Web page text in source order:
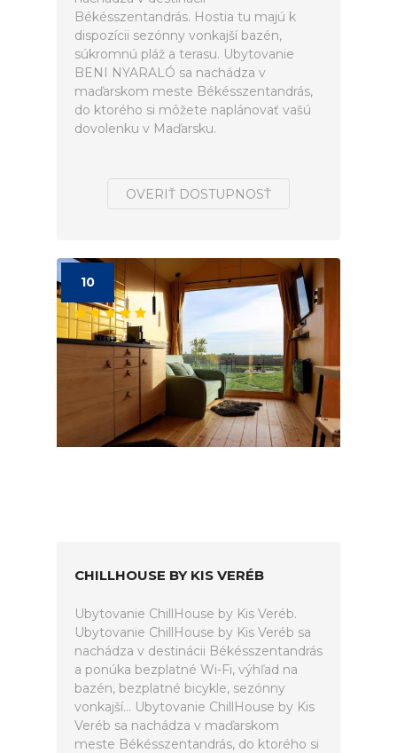
Békésszentandrás. Hostia tu majú k
dispozícii sezónny vonkajší bazén,
súkromnú pláž a terasu. Ubytovanie
BENI NYARALÓ sa nachádza v
maďarskom meste Békésszentandrás,
do ktorého si môžete naplánovať vašú
dovolenku v Maďarsku.
OVERIŤ DOSTUPNOSŤ
10
CHILLHOUSE BY KIS VERÉB
Ubytovanie ChillHouse by Kis Veréb.
Ubytovanie ChillHouse by Kis Veréb sa
nachádza v destinácii Békésszentandrás
a ponúka bezplatné Wi-Fi, výhľad na
bazén, bezplatné bicykle, sezónny
vonkajší... Ubytovanie ChillHouse by Kis
Veréb sa nachádza v maďarskom
meste Békésszentandrás, do ktorého si